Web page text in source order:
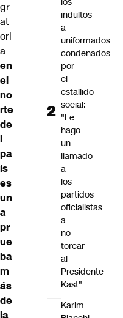
gr
at
ori
a
en
el
no
rte
de
l
pa
ís
es
un
a
pr
ue
ba
m
ás
de
indultos
a
uniformados
condenados
por
el
estallido
social:
"Le
hago
un
llamado
a
los
partidos
oficialistas
a
no
torear
al
Presidente
Kast"
Karim